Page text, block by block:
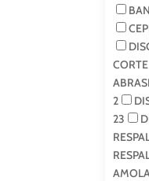
2
23